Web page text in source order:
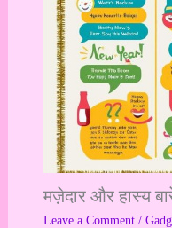
मज़ेदार और हास्य
Leave a Comment /